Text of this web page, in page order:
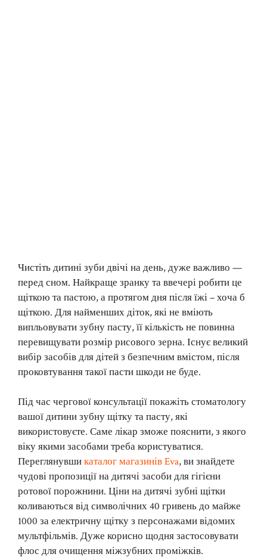
Чистіть дитині зуби двічі на день, дуже важливо —
перед сном. Найкраще зранку та ввечері робити це
щіткою та пастою, а протягом дня після їжі – хоча б
щіткою. Для найменших діток, які не вміють
випльовувати зубну пасту, її кількість не повинна
перевищувати розмір рисового зерна. Існує великий
вибір засобів для дітей з безпечним вмістом, після
проковтування такої пасти шкоди не буде.
Під час чергової консультації покажіть стоматологу
вашої дитини зубну щітку та пасту, які
використовуєте. Саме лікар зможе пояснити, з якого
віку якими засобами треба користуватися.
Переглянувшикаталог магазинів Eva, ви знайдете
чудові пропозиції на дитячі засоби для гігієни
ротової порожнини. Ціни на дитячі зубні щітки
коливаються від символічних 40 гривень до майже
1000 за електричну щітку з персонажами відомих
мультфільмів. Дуже корисно щодня застосовувати
флос для очищення міжзубних проміжків.